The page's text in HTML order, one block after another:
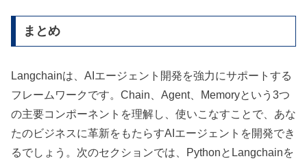
まとめ
Langchainは、AIエージェント開発を強力にサポートする
フレームワークです。Chain、Agent、Memoryという3つ
の主要コンポーネントを理解し、使いこなすことで、あな
たのビジネスに革新をもたらすAIエージェントを開発でき
るでしょう。次のセクションでは、PythonとLangchainを